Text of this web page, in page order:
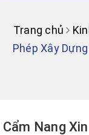
Trang chủ
Phép Xây
Cẩm Nang